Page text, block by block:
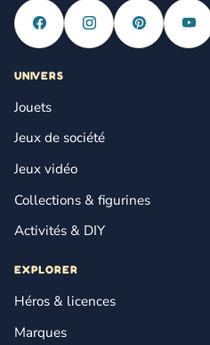
UNIVERS
Jouets
Jeux de société
Jeux vidéo
Collections & figurines
Activités & DIY
EXPLORER
Héros & licences
Marques